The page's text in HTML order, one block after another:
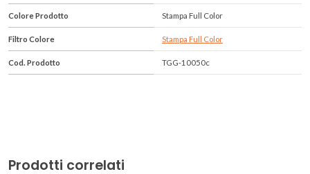
Colore Prodotto Stampa Full Color
Filtro Colore Stampa Full Color
Cod. Prodotto TGG-10050c
Prodotti correlati